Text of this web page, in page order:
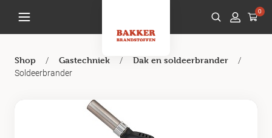
0
Shop / Gastechniek / Dak en soldeerbrander
/
Soldeerbrander